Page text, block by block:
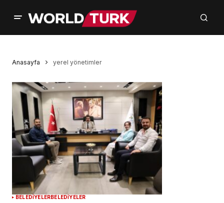
Anasayfa yerel yönetimler
BELEDİYELERBELEDİYELER